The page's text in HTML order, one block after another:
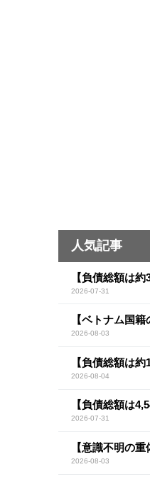
人気記事
【負債総額は
2026-07-31
【ベトナム国
2026-08-03
【負債総額は
2026-08-04
【負債総額は
2026-07-31
【意識不明の
2026-08-03